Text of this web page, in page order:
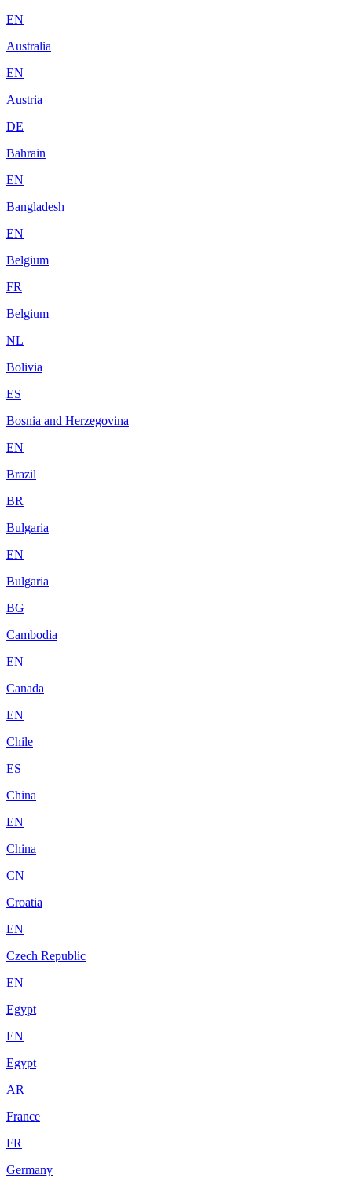
EN
Australia
EN
Austria
DE
Bahrain
EN
Bangladesh
EN
Belgium
FR
Belgium
NL
Bolivia
ES
Bosnia and Herzegovina
EN
Brazil
BR
Bulgaria
EN
Bulgaria
BG
Cambodia
EN
Canada
EN
Chile
ES
China
EN
China
CN
Croatia
EN
Czech Republic
EN
Egypt
EN
Egypt
AR
France
FR
Germany